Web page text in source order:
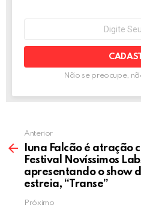
o
k
er
NEWSLETTER
mail:
Não se preocupe,
Anterior
Iuna Falcão é atração
Festival Novíssimos
apresentando o show
estreia, “Transe”
Próximo